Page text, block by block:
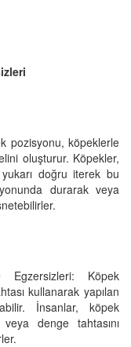
pozisyonu, köpeklerle
oluşturur. Köpekler,
doğru iterek bu
durarak veya
Egzersizleri: Köpek
kullanarak yapılan
İnsanlar, köpek
denge tahtasını